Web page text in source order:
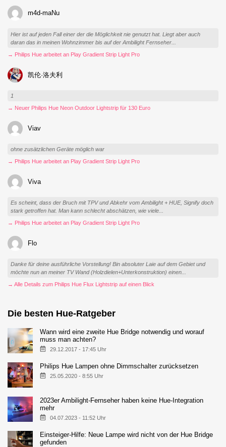
m4d-maNu
Hier ist auf jeden Fall einer der die Möglichkeit nie genutzt hat. Liegt aber auch
daran das in meinen Wohnzimmer bis auf der Ambilight Fernseher...
→ Philips Hue arbeitet an Play Gradient Strip Light Pro
凯伦·洛夫利
1
→ Neuer Philips Hue Neon Outdoor Lightstrip für 130 Euro
Viav
ohne zusätzlichen Geräte möglich war
→ Philips Hue arbeitet an Play Gradient Strip Light Pro
Viva
Es scheint, dass der Bruch mit TPV und Abkehr vom Ambilight + HUE, Signify doch
stark getroffen hat. Man kann schlecht abschätzen, wie viele...
→ Philips Hue arbeitet an Play Gradient Strip Light Pro
Flo
Danke für deine ausführliche Vorstellung! Bin absoluter Laie auf dem Gebiet und
möchte nun an meiner TV Wand (Holzdielen+Unterkonstruktion) einen...
→ Alle Details zum Philips Hue Flux Lightstrip auf einen Blick
Die besten Hue-Ratgeber
Wann wird eine zweite Hue Bridge notwendig und worauf
muss man achten?
29.12.2017 - 17:45 Uhr
Philips Hue Lampen ohne Dimmschalter zurücksetzen
25.05.2020 - 8:55 Uhr
2023er Ambilight-Fernseher haben keine Hue-Integration
mehr
04.07.2023 - 11:52 Uhr
Einsteiger-Hilfe: Neue Lampe wird nicht von der Hue Bridge
gefunden